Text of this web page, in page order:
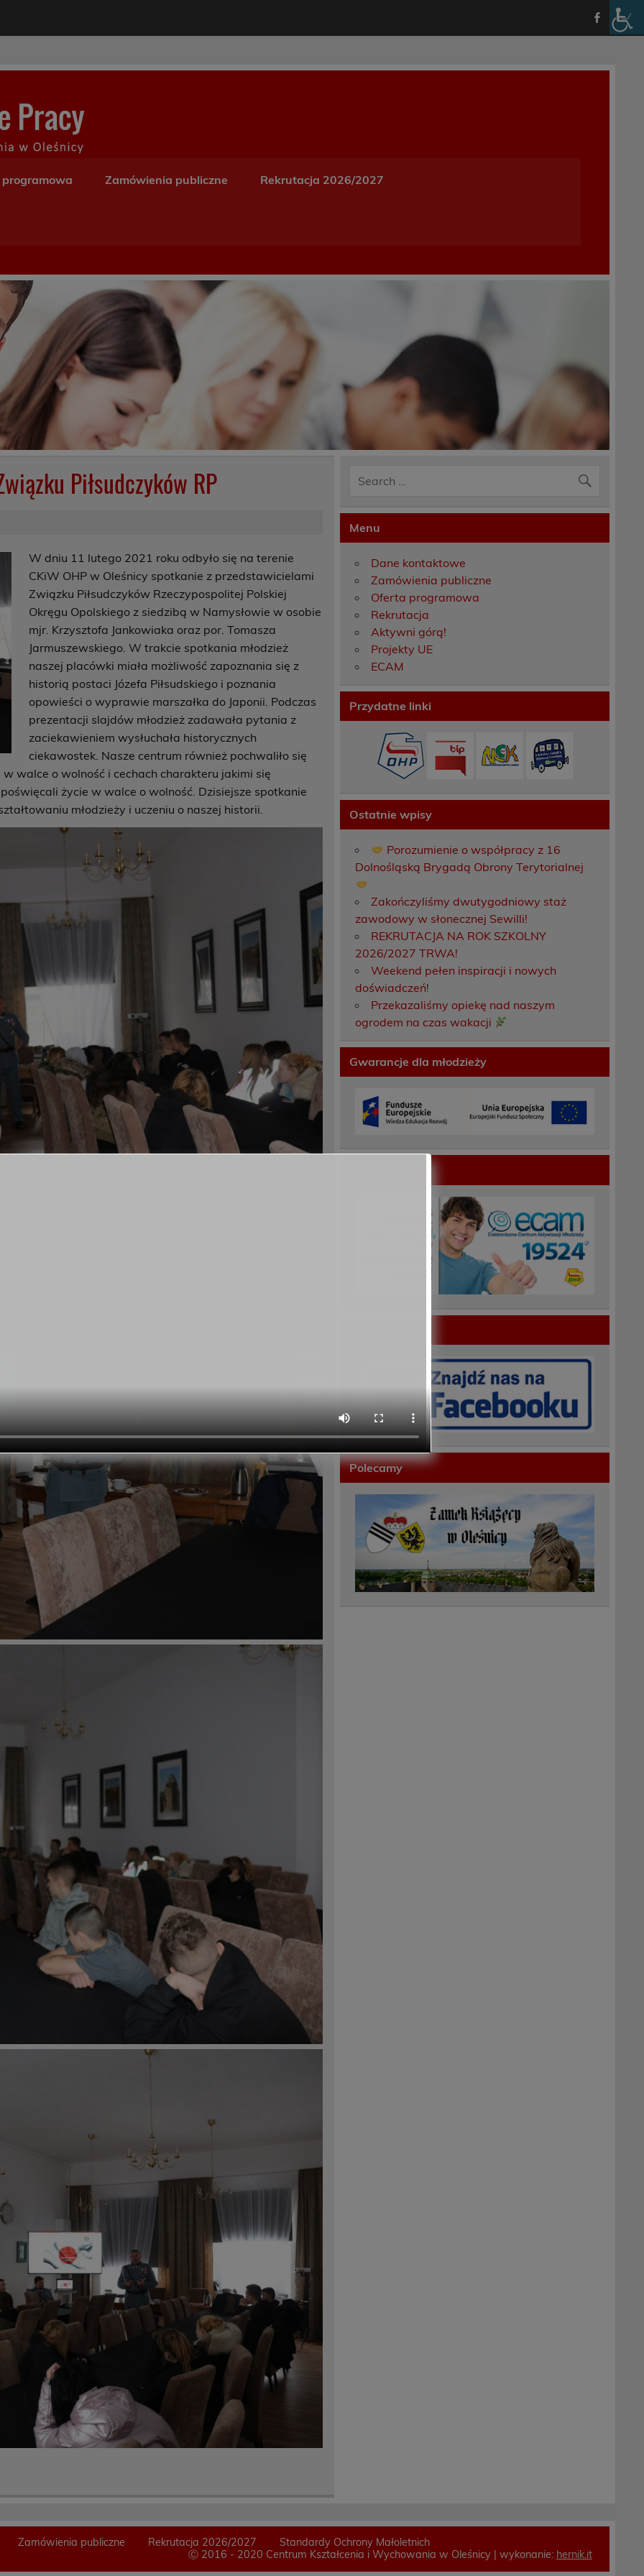
Zamówienia publiczne Rekrutacja 2026/2027
Piłsudczyków RP
W dniu 11 lutego 2021 roku odbyło się na terenie
CKiW OHP w Oleśnicy spotkanie z przedstawicielami
Związku Piłsudczyków Rzeczypospolitej Polskiej
Okręgu Opolskiego z siedzibą w Namysłowie w osobie
mjr. Krzysztofa Jankowiaka oraz por. Tomasza
Jarmuszewskiego. W trakcie spotkania młodzież
naszej placówki miała możliwość zapoznania się z
historią postaci Józefa Piłsudskiego i poznania
opowieści o wyprawie marszałka do Japonii. Podczas
prezentacji slajdów młodzież zadawała pytania z
zaciekawieniem wysłuchała historycznych
ciekawostek. Nasze centrum również pochwaliło się
walce o wolność i cechach charakteru jakimi się
życie w walce o wolność. Dzisiejsze spotkanie
młodzieży i uczeniu o naszej historii.
Menu
Dane kontaktowe
Zamówienia publiczne
Oferta programowa
Rekrutacja
Aktywni górą!
Projekty UE
ECAM
Przydatne linki
Ostatnie wpisy
Porozumienie o współpracy z 16
Dolnośląską Brygadą Obrony Terytorialnej
Zakończyliśmy dwutygodniowy staż
zawodowy w słonecznej Sewilli!
REKRUTACJA NA ROK SZKOLNY
2026/2027 TRWA!
Weekend pełen inspiracji i nowych
doświadczeń!
Przekazaliśmy opiekę nad naszym
ogrodem na czas wakacji
Gwarancje dla młodzieży
Polecamy
Zamówienia publiczne Rekrutacja 2026/2027
Standardy Ochrony Małoletnich
Ⓒ 2016 - 2020 Centrum Kształcenia i Wychowania w Oleśnicy | wykonanie: hernik.it